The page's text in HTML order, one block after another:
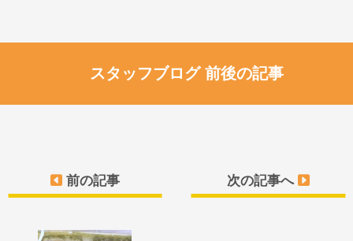
スタッフブログ 前後の記事
前の記事 次の記事へ